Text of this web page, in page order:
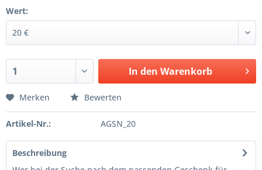
Wert:
In den Warenkorb
Merken Bewerten
Artikel-Nr.: AGSN_20
Beschreibung